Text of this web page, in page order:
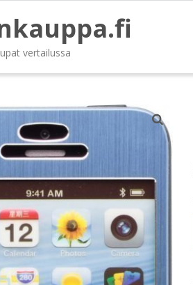
vertailussa